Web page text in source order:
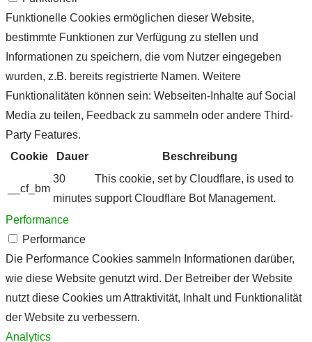
Funktionelle Cookies ermöglichen dieser Website,
bestimmte Funktionen zur Verfügung zu stellen und
Informationen zu speichern, die vom Nutzer eingegeben
wurden, z.B. bereits registrierte Namen. Weitere
Funktionalitäten können sein: Webseiten-Inhalte auf Social
Media zu teilen, Feedback zu sammeln oder andere Third-
Party Features.
Cookie
Dauer Beschreibung
__cf_bm
30
minutes
This cookie, set by Cloudflare, is used to
support Cloudflare Bot Management.
Performance
Performance
Die Performance Cookies sammeln Informationen darüber,
wie diese Website genutzt wird. Der Betreiber der Website
nutzt diese Cookies um Attraktivität, Inhalt und Funktionalität
der Website zu verbessern.
Analytics